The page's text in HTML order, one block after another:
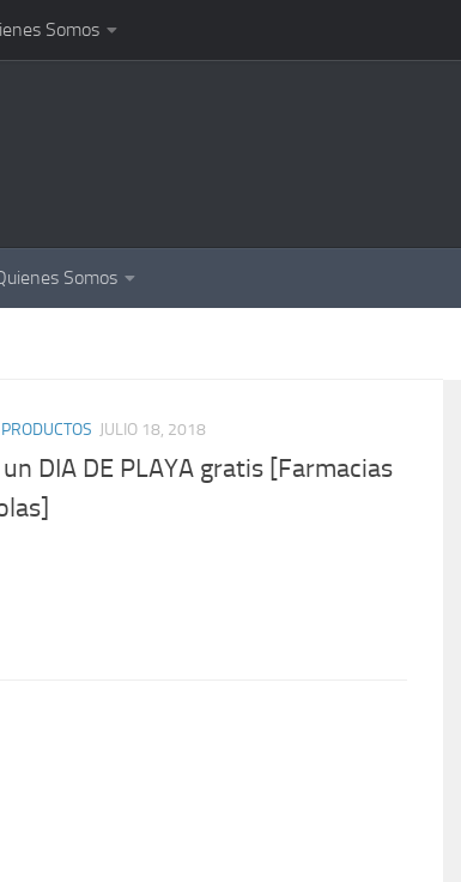
Somos
Somos
PRODUCTOS JULIO 18, 2018
DIA DE PLAYA gratis [Farmacias